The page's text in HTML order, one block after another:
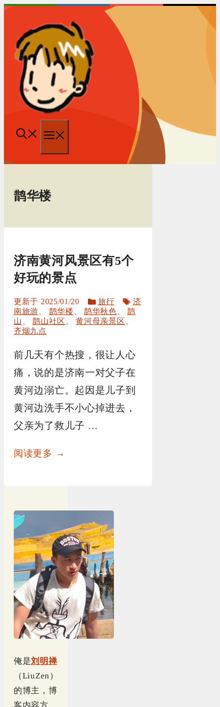
跳
单
鹊华楼
济南黄河风景区有5个
好玩的景点
2025/01/20
分
类
旅行
标
签
济
南旅游
鹊华楼 、鹊华秋色 、鹊
山
、鹊山社区 、黄河母亲景区
齐烟九点
前几天有个热搜，很让人心
痛，说的是济南一对父子在
黄河边溺亡。起因是儿子到
黄河边洗手不小心掉进去，
父亲为了救儿子 …
阅读更多 →
俺是刘明禅
（LiuZen）
的博主，博